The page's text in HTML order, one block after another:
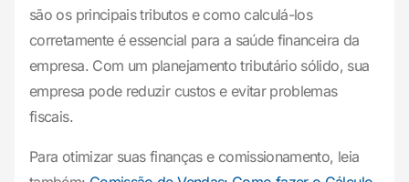
são os principais tributos e como calculá-los
corretamente é essencial para a saúde financeira da
empresa. Com um planejamento tributário sólido, sua
empresa pode reduzir custos e evitar problemas
fiscais.
Para otimizar suas finanças e comissionamento, leia